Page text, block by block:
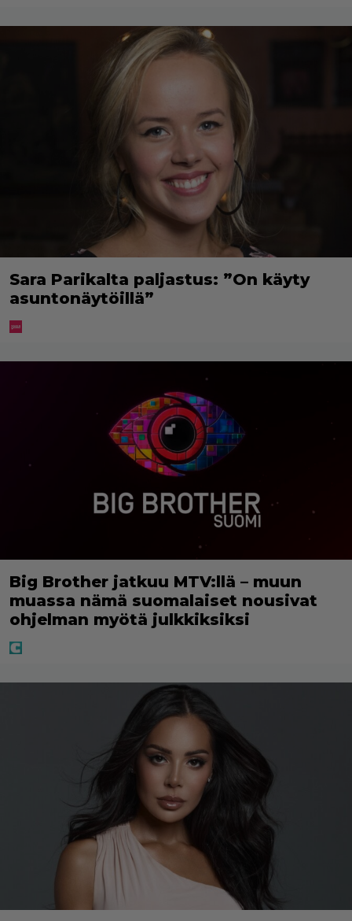
Sara Parikalta paljastus: ”On käyty
asuntonäytöillä”
Big Brother jatkuu MTV:llä – muun
muassa nämä suomalaiset nousivat
ohjelman myötä julkkiksiksi